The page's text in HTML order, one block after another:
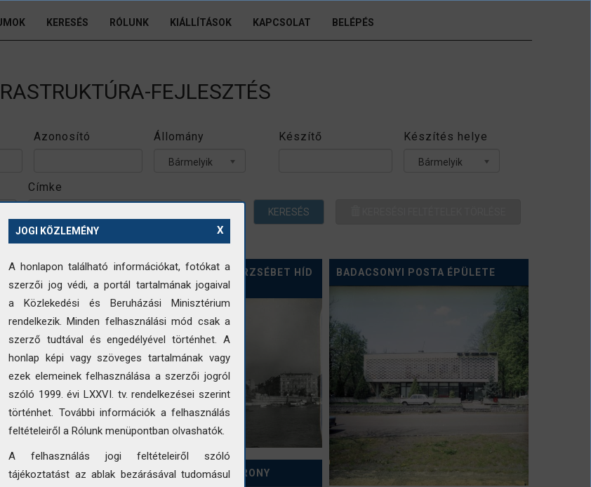
KERESÉS RÓLUNK KIÁLLÍTÁSOK KAPCSOLAT BELÉPÉS
FEJLESZTÉS
Azonosító Állomány
Bármelyik
Készítő Készítés helye
Bármelyik
Címke
KERESÉS
A FELROBBANTOTT ERZSÉBET HÍD
FELMÉRÉSE
BADACSONYI POSTA ÉPÜLETE
SZÁVA UTCAI ADÓTORONY
X
JOGI KÖZLEMÉNY
A honlapon található információkat, fotókat a
szerzői jog védi, a portál tartalmának jogaival
a Közlekedési és Beruházási Minisztérium
rendelkezik. Minden felhasználási mód csak a
szerző tudtával és engedélyével történhet. A
honlap képi vagy szöveges tartalmának vagy
ezek elemeinek felhasználása a szerzői jogról
szóló 1999. évi LXXVI. tv. rendelkezései szerint
történhet. További információk a felhasználás
feltételeiről a Rólunk menüpontban olvashatók.
A felhasználás jogi feltételeiről szóló
tájékoztatást az ablak bezárásával tudomásul